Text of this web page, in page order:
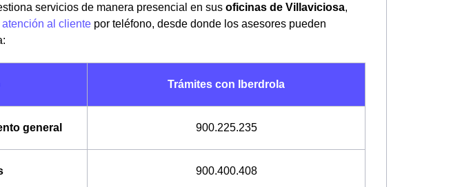
servicios de manera presencial en sus oficinas de Villaviciosa,
atención al cliente por teléfono, desde donde los asesores pueden
Trámites con Iberdrola
general 900.225.235
900.400.408